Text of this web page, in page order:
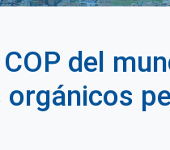
del